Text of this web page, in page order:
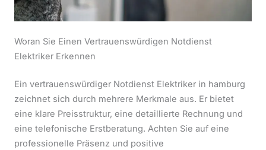
Woran Sie Einen Vertrauenswürdigen Notdienst
Elektriker Erkennen
Ein vertrauenswürdiger Notdienst Elektriker in hamburg
zeichnet sich durch mehrere Merkmale aus. Er bietet
eine klare Preisstruktur, eine detaillierte Rechnung und
eine telefonische Erstberatung. Achten Sie auf eine
professionelle Präsenz und positive